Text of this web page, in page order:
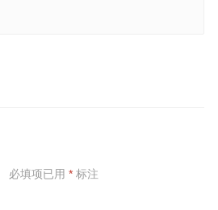
必填项已用 *标注